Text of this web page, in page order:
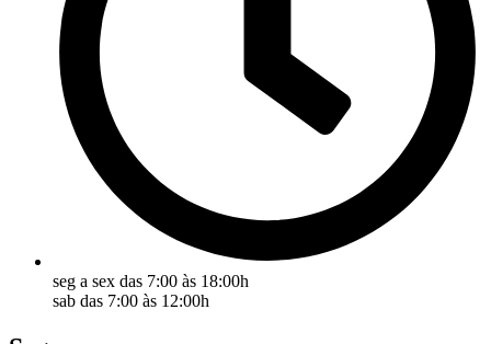
seg a sex das 7:00 às 18:00h
sab das 7:00 às 12:00h